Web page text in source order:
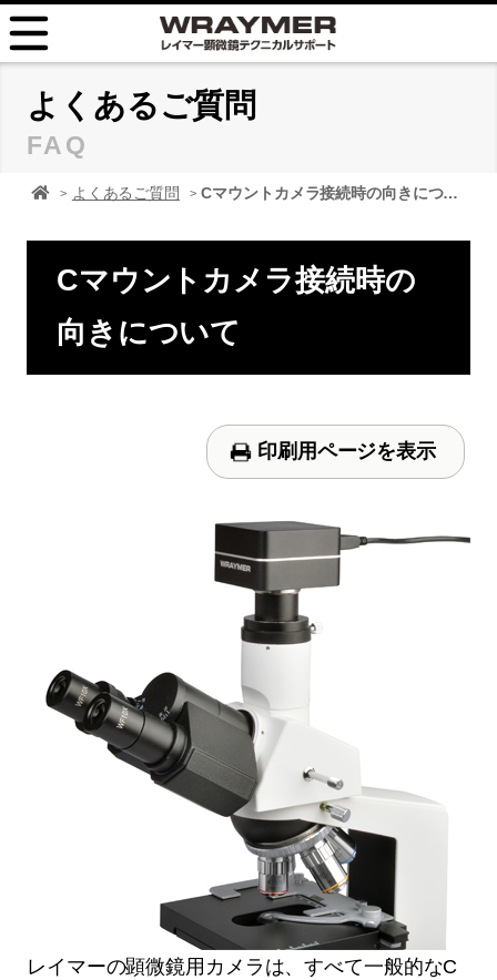
HOME
FAQ
TIPS
取扱説明書
お問い合せ
よくあるご質問
FAQ
顕微鏡 レイマーHOME
よくあるご質問 Cマウントカメラ接続時の向きについて
Cマウントカメラ接続時の
向きについて
印刷用ページを表示
レイマーの顕微鏡用カメラは、すべて一般的なC